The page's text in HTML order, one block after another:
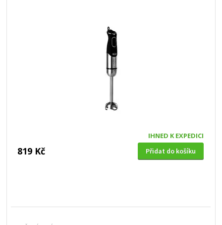
IHNED K EXPEDICI
819 Kč Přidat do košíku